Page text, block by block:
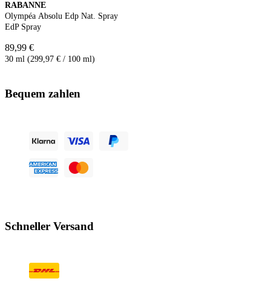
RABANNE
Olympéa Absolu Edp Nat. Spray
EdP Spray
89,99 €
30 ml (299,97 € / 100 ml)
Bequem zahlen
Schneller Versand